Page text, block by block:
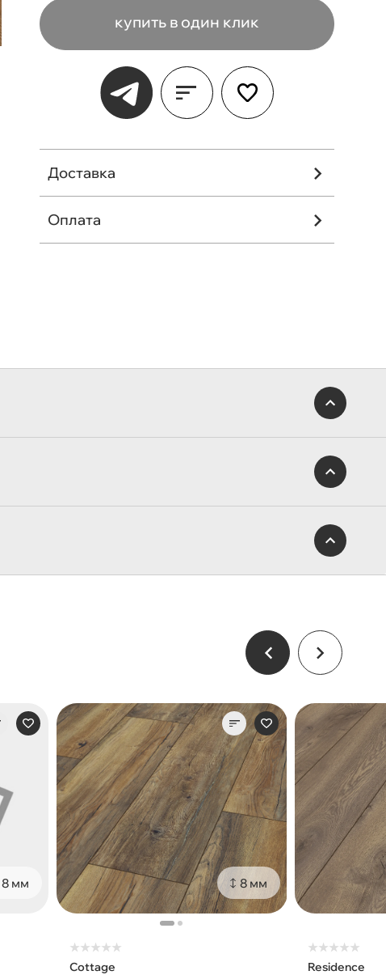
купить в один клик
Доставка
Оплата
8 мм 8 мм
★★★★★
Cottage
★★★★★
Residence